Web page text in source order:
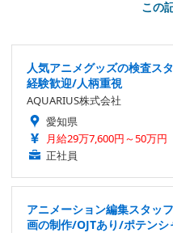
この
人気アニメグッズの検査ス
経験歓迎/人柄重視
AQUARIUS株式会社
愛知県
月給29万7,600円～50万円
正社員
アニメーション編集スタッ
画の制作/OJTあり/ポテンシ